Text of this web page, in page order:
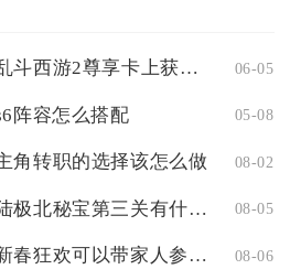
怎样能够在乱斗西游2尊享卡上获取到元宝 06-05
阵容怎么搭配 05-08
角转职的选择该怎么做 08-02
通过斗罗大陆极北秘宝第三关有什么窍门吗 08-05
少年三国志新春狂欢可以带家人参加吗 08-06